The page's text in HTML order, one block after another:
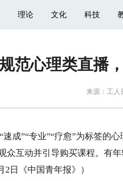
理论 文化 科技
范心理类直播
来源： 工人
”“专业”“疗愈”为标签的心
众互动并引导购买课程。有
2日《中国青年报》）